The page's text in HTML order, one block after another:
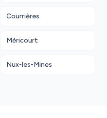
Courrières
Méricourt
Nux-les-Mines